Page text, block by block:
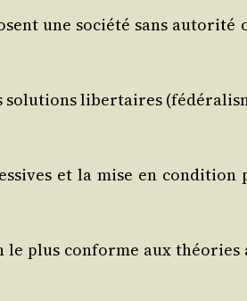
une socié­té sans
liber­taires
et la mise en
le plus conforme aux